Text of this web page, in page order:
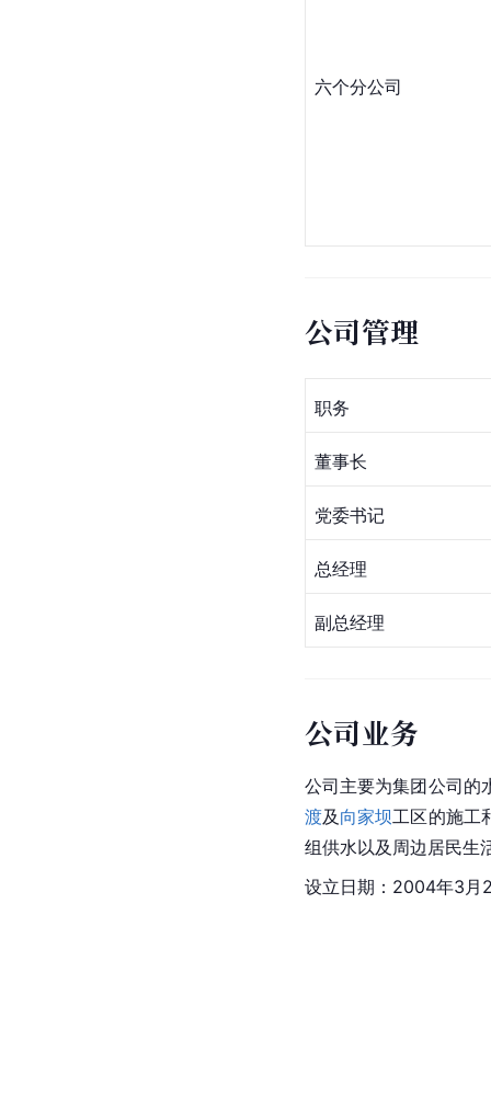
六个分公司
公司管理
职务
董事长
党委书记
总经理
副总经理
公司业务
公司主要为集团公司的
渡及 向家坝工区的施工
组供水以及周边居民生
设立日期：2004年3月